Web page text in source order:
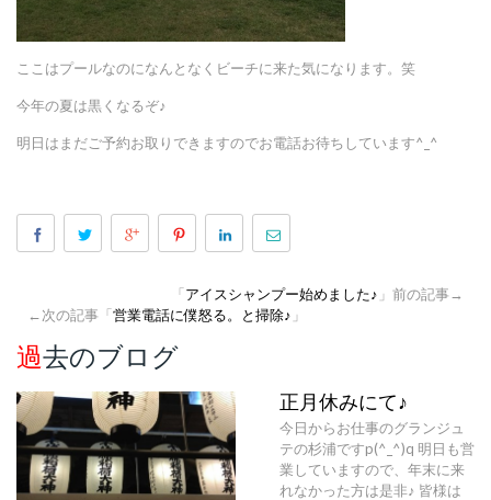
ここはプールなのになんとなくビーチに来た気になります。笑
今年の夏は黒くなるぞ♪
明日はまだご予約お取りできますのでお電話お待ちしています^_^
「アイスシャンプー始めました♪ 」前の記事→
←次の記事「営業電話に僕怒る。と掃除♪ 」
過去のブログ
正月休みにて♪
今日からお仕事のグランジュ
テの杉浦ですp(^_^)q 明日も営
業していますので、年末に来
れなかった方は是非♪ 皆様は